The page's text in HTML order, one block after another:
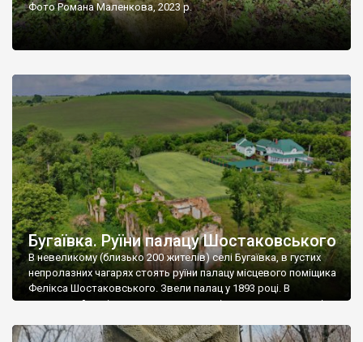
Фото Романа Маленкова, 2023 р.
Бугаївка. Руїни палацу Шостаковського
В невеликому (близько 200 жителів) селі Бугаївка, в густих
непролазних чагарях стоять руїни палацу місцевого поміщика
Фелікса Шостаковського. Звели палац у 1893 році. В
радянський період у ньому спочатку містилася школа, потім
століття тут розмістили туберкульозну лікарню. Коли із